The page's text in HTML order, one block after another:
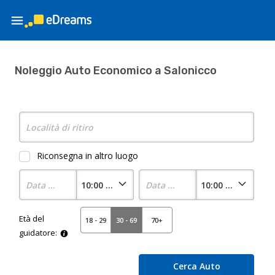
Noleggio Auto Economico a Salonicco